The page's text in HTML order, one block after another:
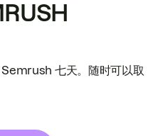
Semrush 七天。随时可以取